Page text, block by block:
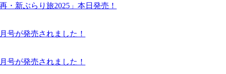
・新ぶらり旅2025」本日発売！
号が発売されました！
号が発売されました！